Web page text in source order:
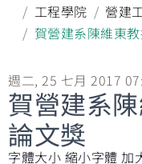
工程學院
營建
賀營建系陳維東
週二, 25 七月 2017
賀營建系
論文獎
字體大小 縮小字體 加